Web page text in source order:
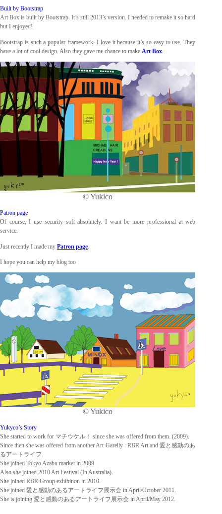
Built by Bootstrap
Art Box is built by Bootstrap. It’s still 2013’s version. I needed to remake it so hard
but I enjoyed!
Bootstrap is such a popular framework. I love it because it’s so easy to use. They
have a lot of cool design. Also they gave me chance to make Art Box
© Yukico
Patron page
Of course, I use security soft absolutely. I want be more professional at web
service.
Just recently I made my Patron page
I hope you can help my blog too
© Yukico
Yukyco’s Story
She started to work for マチウケル ！ since she was offered from them. (2009).
Since then she was offered from another Art Garelly : RBR Art and 愛と感動のあ
るアートライフ.
She joined Tokyo Azabu market in 2009.
Also she joined 2010 Art Festival (In Australia).
She joined RBR Group exhibition in 2010.
She joined 愛と感動のあるアートライフ展示会 in April/October 2011.
She is joining 愛と感動のあるアートライフ展示会 in April/May 2012.